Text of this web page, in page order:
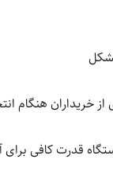
از خریداران هنگام
قدرت کافی برای